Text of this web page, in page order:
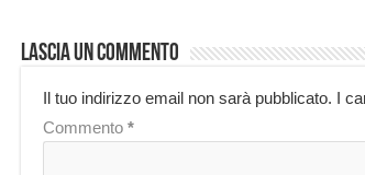
Lascia un commento
Il tuo indirizzo email non sarà pubblicato. I
Commento *